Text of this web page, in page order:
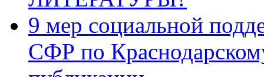
9 мер социальной
СФР по